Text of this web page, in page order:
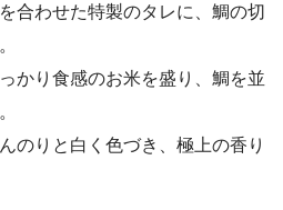
合わせた特製のタレに、鯛の切
かり食感のお米を盛り、鯛を並
のりと白く色づき、極上の香り